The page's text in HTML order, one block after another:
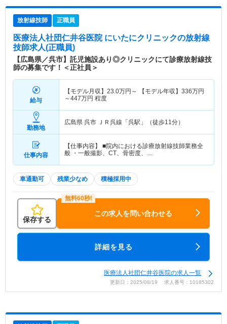
放射線技師 正職員
医療法人社団仁井谷医院 にいたにクリニックの放射線
技師求人(正職員)
【広島県／呉市】託児施設あり◎クリニックにて診療放射線技
師の募集です！＜正社員＞
給与
【モデル月収】 23.0万円～ 【モデル年収】 336万円
～447万円 程度
勤務地
広島県 呉市 ＪＲ呉線「呉駅」（徒歩11分）
仕事内容
【仕事内容】 ■院内における診療放射線技師業務全
般 ・一般撮影、CT、骨密度、…
車通勤可 残業少なめ 積極採用中
保存する
この求人を問い合わせる
詳細を見る
医療法人社団仁井谷医院の求人一覧
更新日：2025/08/19 求人番号：10185302